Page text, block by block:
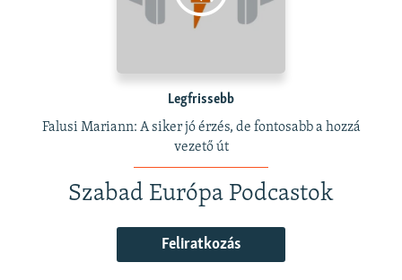
Legfrissebb
Falusi Mariann: A siker jó érzés, de fontosabb a hozzá
vezető út
Szabad Európa Podcastok
Feliratkozás